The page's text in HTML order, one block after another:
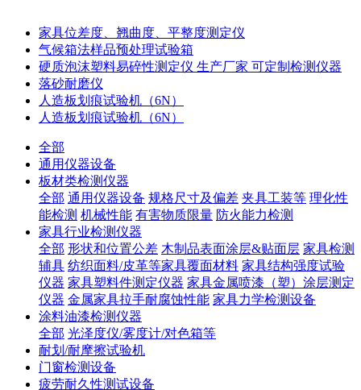
家具位差度、翘曲度、平整度测定仪
气候箱法样品预处理试验箱
硬质泡沫塑料易碎性测定仪 生产厂家 可定制检测仪器
落砂耐磨仪
人造板划痕试验机（6N）
人造板划痕试验机（6N）
全部
通用仪器设备
板材类检测仪器
全部 通用仪器设备 规格尺寸及偏差 夹具工装等 理化性
能检测 机械性能 有害物质限量 防火能力检测
家具行业检测仪器
全部 形状和位置公差 木制品表面涂层&贴面层 家具检测
辅具 纺织面料/皮革等家具覆面材料 家具结构强度试验
仪器 家具塑料件测定仪器 家具金属喷漆（塑）涂层测定
仪器 金属家具拉手耐腐蚀性能 家具力学检测设备
涂料油漆检测仪器
全部 光泽度仪/雾度计/对色箱等
耐划/耐摩擦试验机
门窗检测设备
疲劳耐久性测试设备